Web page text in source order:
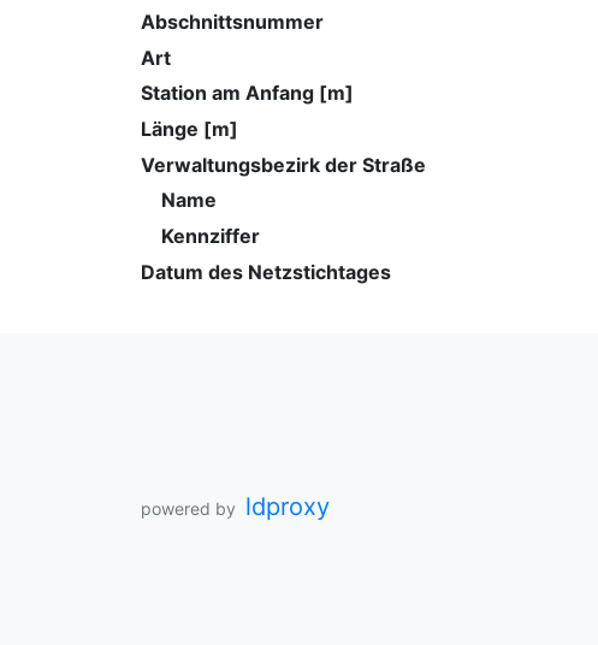
Abschnittsnummer
Art
Station am Anfang [m]
Länge [m]
Verwaltungsbezirk der Straße
Name
Kennziffer
Datum des Netzstichtages
powered by ldproxy